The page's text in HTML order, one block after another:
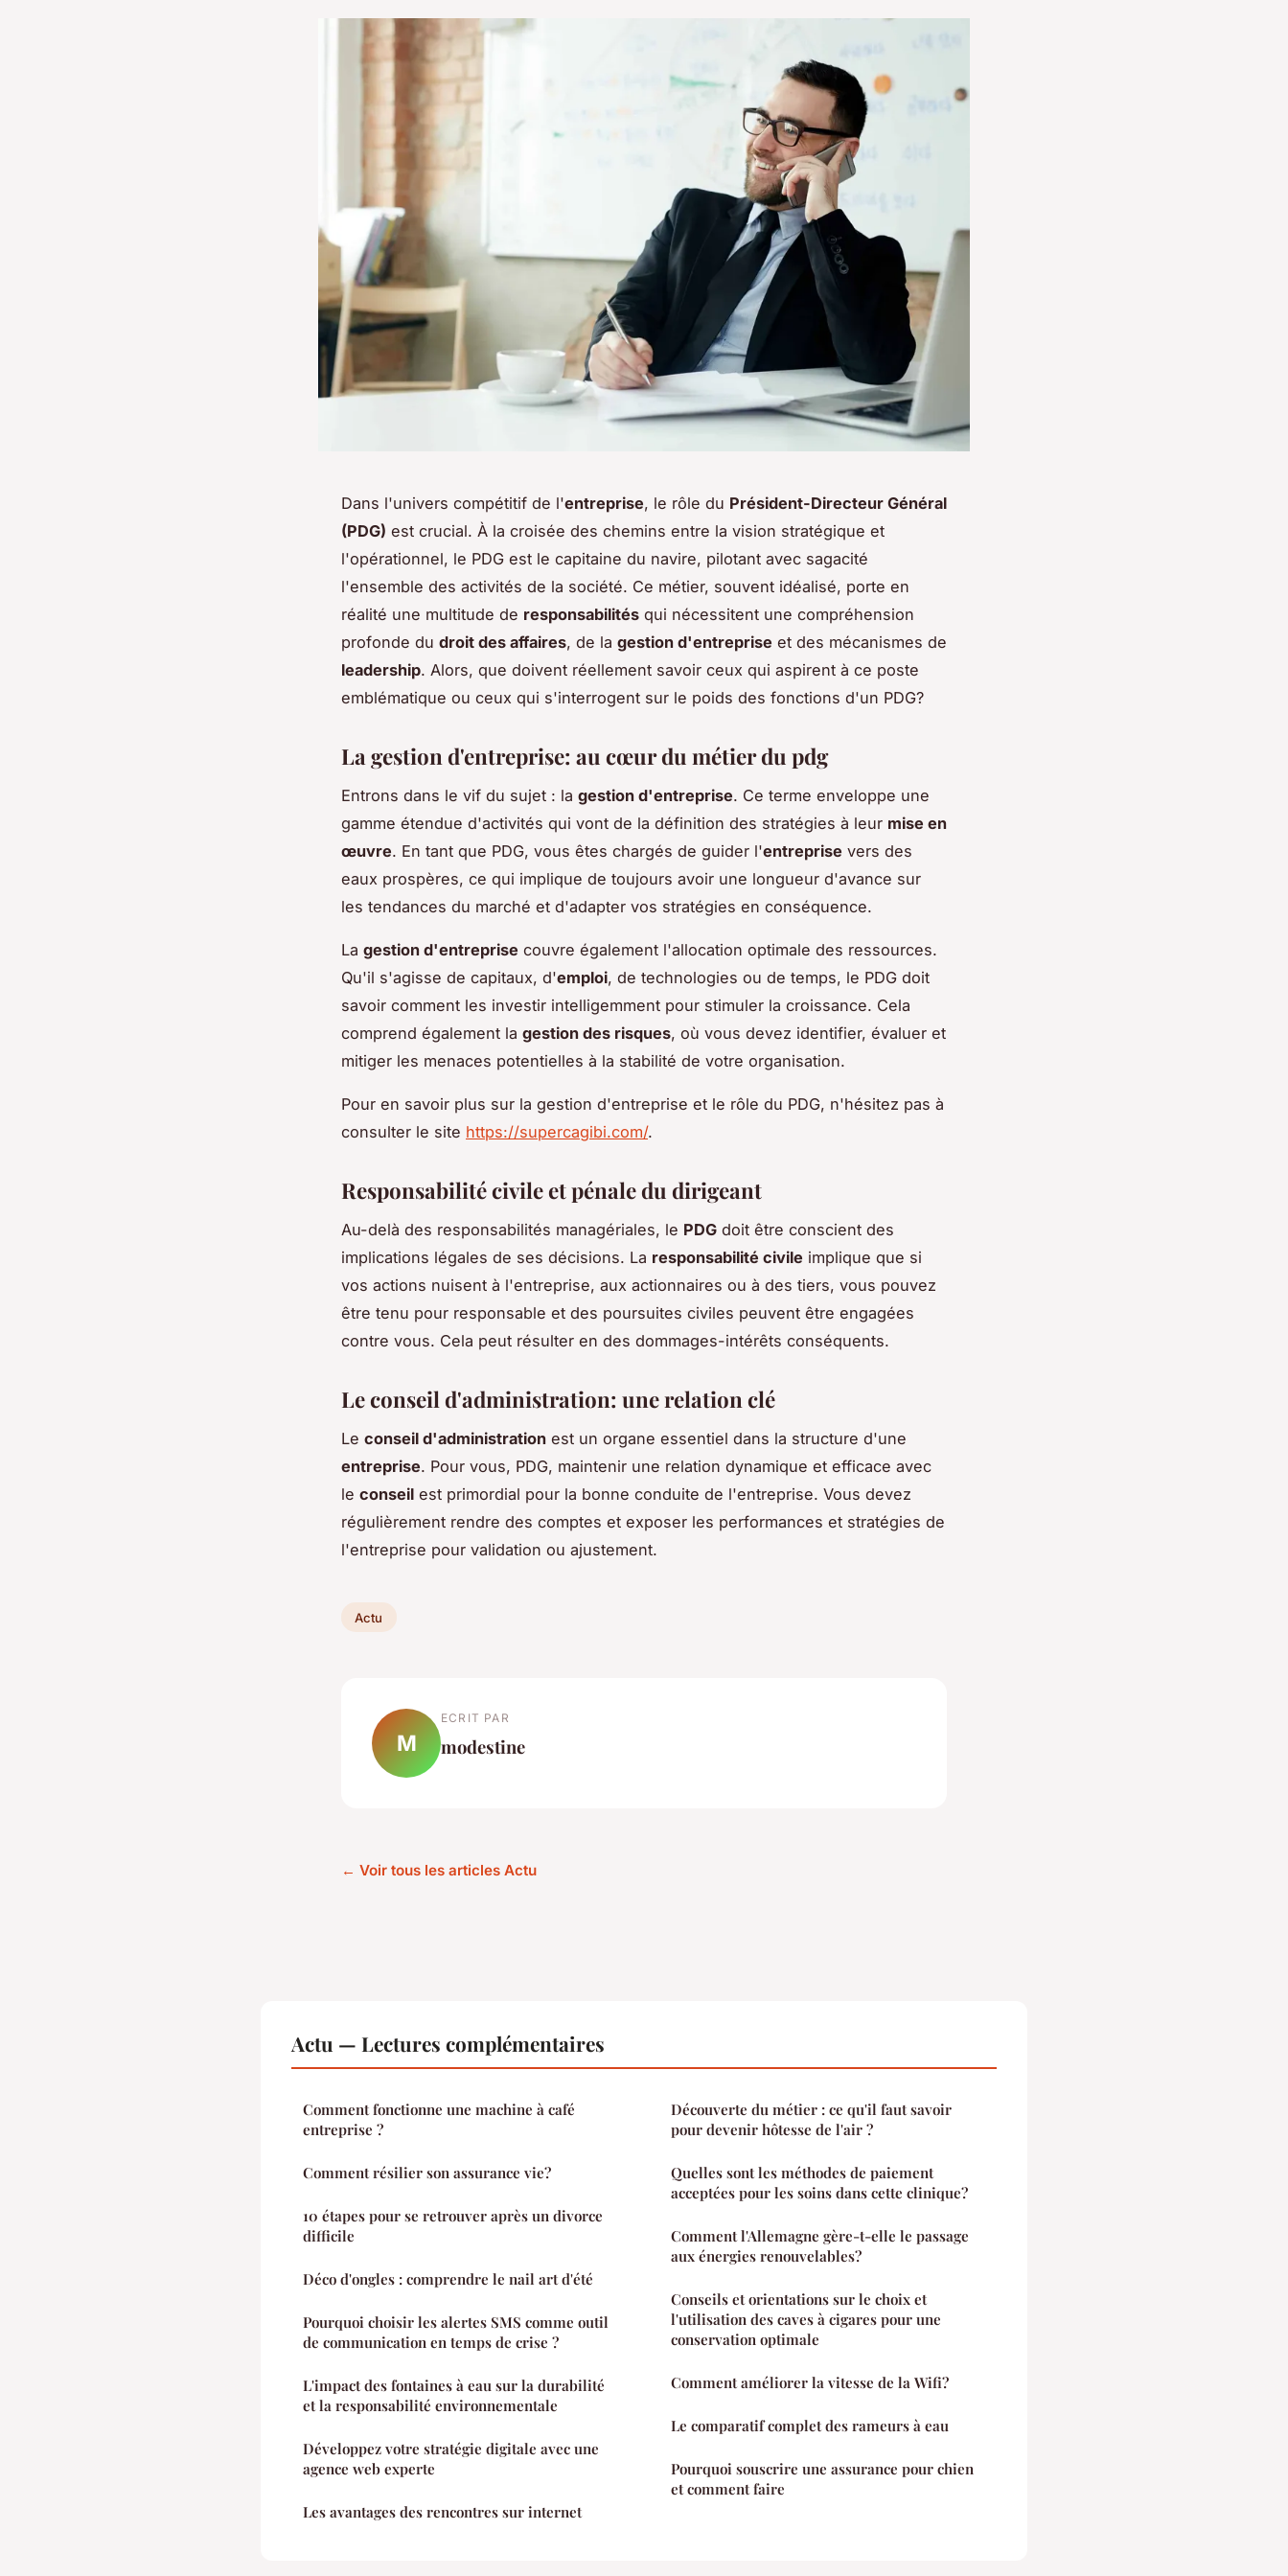
Dans l'univers compétitif de l'entreprise, le rôle du Président-Directeur Général
(PDG) est crucial. À la croisée des chemins entre la vision stratégique et
l'opérationnel, le PDG est le capitaine du navire, pilotant avec sagacité
l'ensemble des activités de la société. Ce métier, souvent idéalisé, porte en
réalité une multitude de responsabilités qui nécessitent une compréhension
profonde du droit des affaires, de la gestion d'entreprise et des mécanismes de
leadership. Alors, que doivent réellement savoir ceux qui aspirent à ce poste
emblématique ou ceux qui s'interrogent sur le poids des fonctions d'un PDG?
La gestion d'entreprise: au cœur du métier du pdg
Entrons dans le vif du sujet : la gestion d'entreprise. Ce terme enveloppe une
gamme étendue d'activités qui vont de la définition des stratégies à leur mise en
œuvre. En tant que PDG, vous êtes chargés de guider l'entreprise vers des
eaux prospères, ce qui implique de toujours avoir une longueur d'avance sur
les tendances du marché et d'adapter vos stratégies en conséquence.
La gestion d'entreprise couvre également l'allocation optimale des ressources.
Qu'il s'agisse de capitaux, d'emploi, de technologies ou de temps, le PDG doit
savoir comment les investir intelligemment pour stimuler la croissance. Cela
comprend également la gestion des risques, où vous devez identifier, évaluer et
mitiger les menaces potentielles à la stabilité de votre organisation.
Pour en savoir plus sur la gestion d'entreprise et le rôle du PDG, n'hésitez pas à
consulter le site https://supercagibi.com/.
Responsabilité civile et pénale du dirigeant
Au-delà des responsabilités managériales, le PDG doit être conscient des
implications légales de ses décisions. La responsabilité civile implique que si
vos actions nuisent à l'entreprise, aux actionnaires ou à des tiers, vous pouvez
être tenu pour responsable et des poursuites civiles peuvent être engagées
contre vous. Cela peut résulter en des dommages-intérêts conséquents.
Le conseil d'administration: une relation clé
Le conseil d'administration est un organe essentiel dans la structure d'une
entreprise. Pour vous, PDG, maintenir une relation dynamique et efficace avec
le conseil est primordial pour la bonne conduite de l'entreprise. Vous devez
régulièrement rendre des comptes et exposer les performances et stratégies de
l'entreprise pour validation ou ajustement.
Actu
M
ECRIT PAR
modestine
← Voir tous les articles Actu
Actu — Lectures complémentaires
Comment fonctionne une machine à café
entreprise ?
Comment résilier son assurance vie?
10 étapes pour se retrouver après un divorce
difficile
Déco d'ongles : comprendre le nail art d'été
Pourquoi choisir les alertes SMS comme outil
de communication en temps de crise ?
L'impact des fontaines à eau sur la durabilité
et la responsabilité environnementale
Développez votre stratégie digitale avec une
agence web experte
Les avantages des rencontres sur internet
Découverte du métier : ce qu'il faut savoir
pour devenir hôtesse de l'air ?
Quelles sont les méthodes de paiement
acceptées pour les soins dans cette clinique?
Comment l'Allemagne gère-t-elle le passage
aux énergies renouvelables?
Conseils et orientations sur le choix et
l'utilisation des caves à cigares pour une
conservation optimale
Comment améliorer la vitesse de la Wifi?
Le comparatif complet des rameurs à eau
Pourquoi souscrire une assurance pour chien
et comment faire